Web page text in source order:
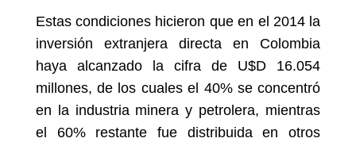
Estas condiciones hicieron que en el 2014 la
inversión extranjera directa en Colombia
haya alcanzado la cifra de U$D 16.054
millones, de los cuales el 40% se concentró
en la industria minera y petrolera, mientras
el 60% restante fue distribuida en otros